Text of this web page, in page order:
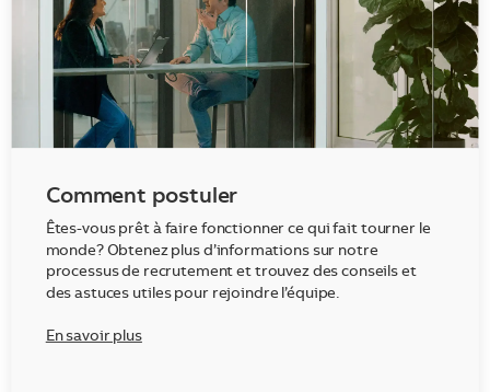
Comment postuler
Êtes-vous prêt à faire fonctionner ce qui fait tourner le
monde? Obtenez plus d’informations sur notre
processus de recrutement et trouvez des conseils et
des astuces utiles pour rejoindre l’équipe.
En savoir plus